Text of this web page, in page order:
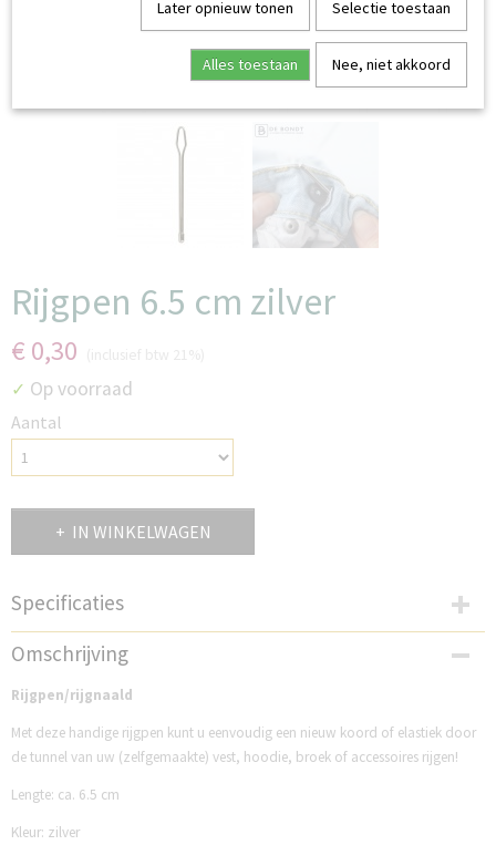
Rijgpen 6.5 cm zilver
€ 0,30
✓ Op voorraad
Aantal
IN WINKELWAGEN
Specificaties
Productcode
RG65484Z
Omschrijving
Rijgpen/rijgnaald
Met deze handige rijgpen kunt u eenvoudig een nieuw koord of elastiek door
de tunnel van uw (zelfgemaakte) vest, hoodie, broek of accessoires rijgen!
Lengte: ca. 6.5 cm
Kleur: zilver
Later opnieuw tonen Selectie toestaan
Alles toestaan Nee, niet akkoord